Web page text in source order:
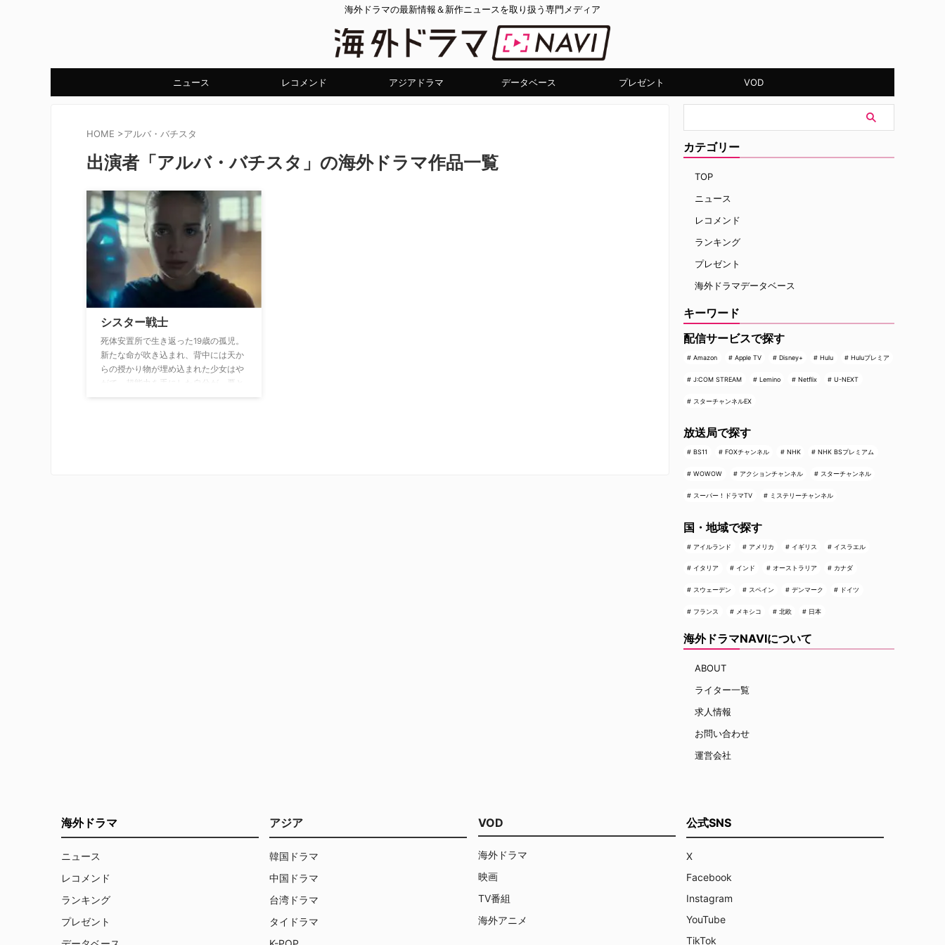
海外ドラマの最新情報＆新作ニュースを取り扱う専門メディア
ニュース レコメンド アジアドラマ データベース プレゼント VOD
HOME >アルバ・バチスタ
出演者「アルバ・バチスタ」の海外ドラマ作品一覧
シスター戦士
死体安置所で生き返った19歳の孤児。
新たな命が吹き込まれ、背中には天か
らの授かり物が埋め込まれた少女はや
がて、超能力を手にした自分が、悪と
カテゴリー
TOP
ニュース
レコメンド
ランキング
プレゼント
海外ドラマデータベース
キーワード
配信サービスで探す
Amazon Apple TV Disney+ Hulu Huluプレミア
J:COM STREAM Lemino Netflix U-NEXT
スターチャンネルEX
放送局で探す
BS11 FOXチャンネル NHK NHK BSプレミアム
WOWOW アクションチャンネル スターチャンネル
スーパー！ドラマTV ミステリーチャンネル
国・地域で探す
アイルランド アメリカ イギリス イスラエル
イタリア インド オーストラリア カナダ
スウェーデン スペイン デンマーク ドイツ
フランス メキシコ 北欧 日本
海外ドラマNAVIについて
ABOUT
ライター一覧
求人情報
お問い合わせ
運営会社
海外ドラマ
ニュース
レコメンド
ランキング
プレゼント
アジア
韓国ドラマ
中国ドラマ
台湾ドラマ
タイドラマ
VOD
海外ドラマ
映画
TV番組
海外アニメ
公式SNS
X
Facebook
Instagram
YouTube
TikTok